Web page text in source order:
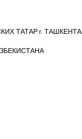
ТАТАР г. ТАШКЕНТА